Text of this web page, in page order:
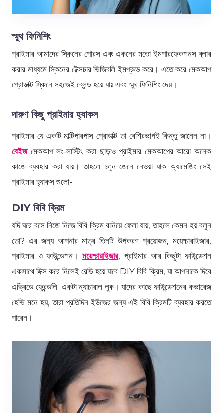
স্মুথ ফিনিশিং
প্রাইমার আমাদের স্কিনের পোরস এবং একনের মতো ইমপারফেকশনস ব্লার
করার মাধ্যমে স্কিনের টেক্সচার ভিজিবলি ইমপ্রুভ করে। এতে করে মেকআপ
প্রোডাক্ট স্কিনে সহজেই ব্লেন্ড হয়ে যায় এবং স্মুথ ফিনিশিং দেয়।
দারুণ কিছু প্রাইমার হ্যাকস
প্রাইমার যে একটি মাল্টিপারপাস প্রোডাক্ট তা বেশিরভাগই কিন্তু জানেন না।
বেইজমেকআপ লং-লাস্টিং করা ছাড়াও প্রাইমার মেকআপের আরো অনেক
কাজে ব্যবহার করা যায়। তাহলে চলুন জেনে নেওয়া যাক অ্যামেজিং সেই
প্রাইমার হ্যাকস গুলো-
DIY বিবি ক্রিম
যদি ঘরে বসে নিজে নিজে বিবি ক্রিম বানিয়ে ফেলা যায়, তাহলে কেমন হয় বলুন
তো? এর জন্য আপনার মাত্র তিনটি উপকরণ প্রয়োজন, ময়েশ্চারাইজার,
প্রাইমার ও ফাউন্ডেশন।ময়েশ্চারাইজার, প্রাইমার আর কিছুটা ফাউন্ডেশন
একসাথে মিক্স করে নিলেই রেডি হয়ে যাবে DIY বিবি ক্রিম, যা আপনাকে দিবে
এভ্রিডে ফ্রেন্ডলি একটা ন্যাচারাল লুক। যাদের কাছে ফাউন্ডেশনের কভারেজ
হেভি মনে হয়, তারা প্রতিদিন ইউজের জন্য এই বিবি ক্রিমটি ব্যবহার করতে
পারেন।